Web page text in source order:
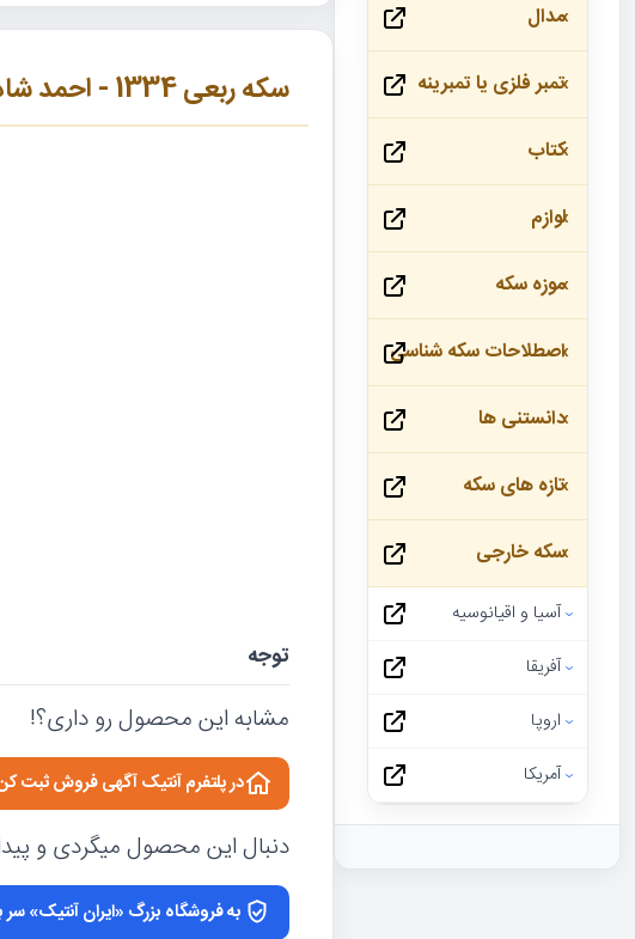
سکه ربعی 1334 - احمد شاه
توجه
مشابه این محصول رو داری؟!
در پلتفرم آنتیک آگهی فروش ثبت
دنبال این محصول میگردی و
به فروشگاه بزرگ «ایران آنتیک» سر
مدال
تمبر فلزی یا تمبرینه
کتاب
لوازم
موزه سکه
اصطلاحات سکه شناسی
دانستنی ها
تازه های سکه
سکه خارجی
آسیا و اقیانوسیه
آفریقا
اروپا
آمریکا